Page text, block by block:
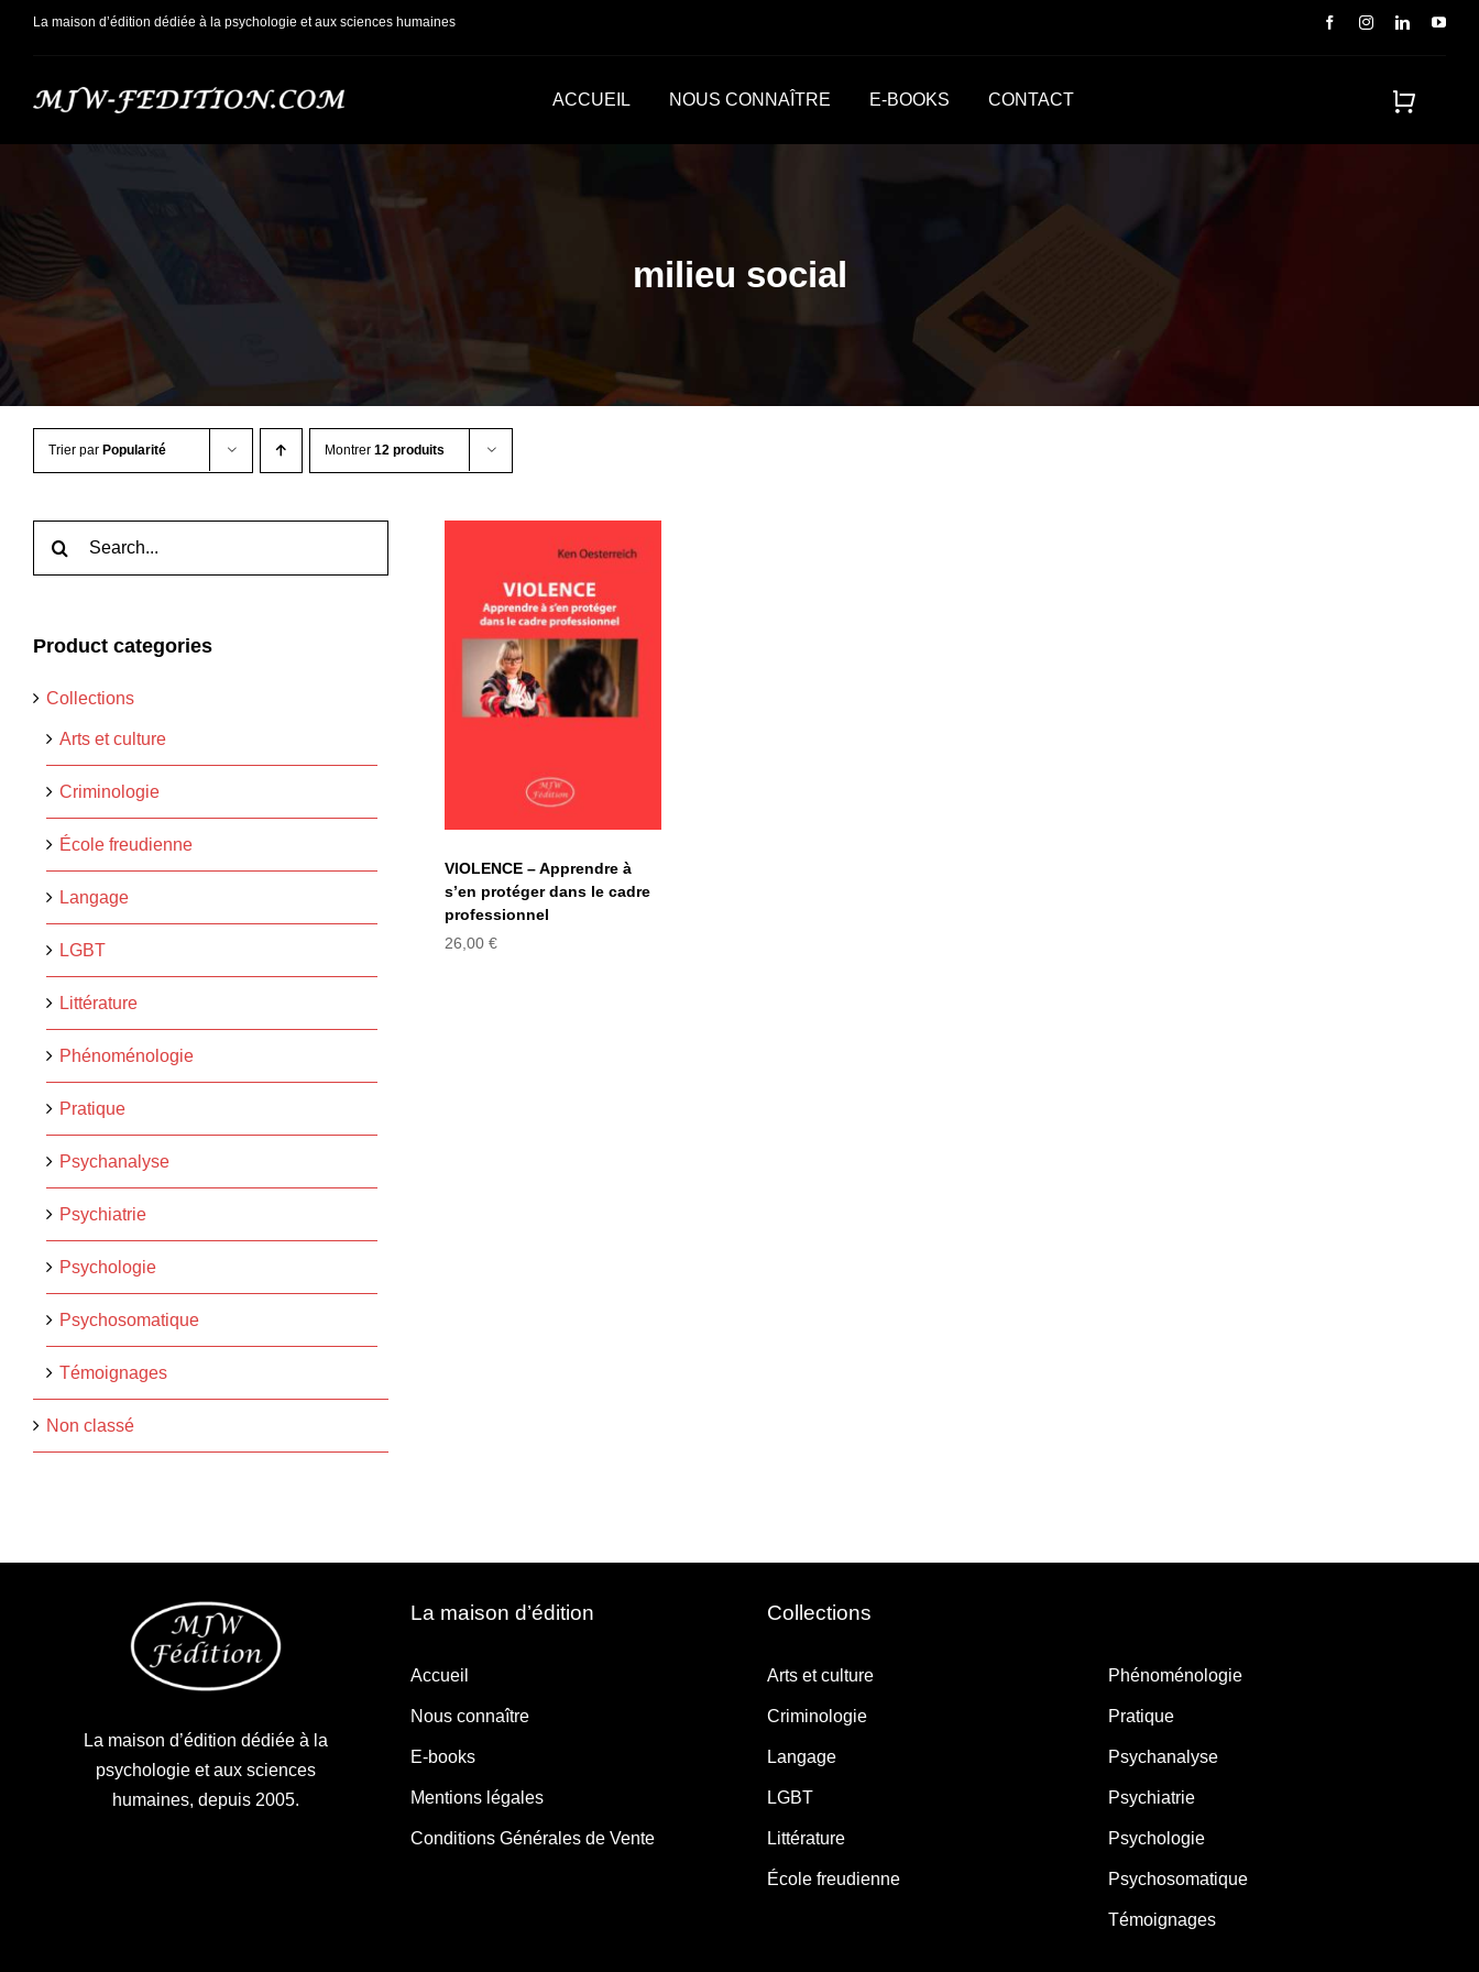
PasserLa maison d’édition dédiée à la psychologie et aux sciences humaines
ACCUEIL NOUS CONNAÎTRE E-BOOKS CONTACT
milieu social
Trier par Popularité Montrer 12 produits
Product categories
Collections
Arts et culture
Criminologie
École freudienne
Langage
LGBT
Littérature
Phénoménologie
Pratique
Psychanalyse
Psychiatrie
Psychologie
Psychosomatique
Témoignages
Non classé
VIOLENCE –
Apprendre à s’en
protéger dans le
cadre
professionnel
VIOLENCE – Apprendre à
s’en protéger dans le cadre
professionnel
26,00 €
La maison d’édition dédiée à la
psychologie et aux sciences
humaines, depuis 2005.
La maison d’édition
Accueil
Nous connaître
E-books
Mentions légales
Conditions Générales de Vente
Collections
Arts et culture
Criminologie
Langage
LGBT
Littérature
École freudienne
Phénoménologie
Pratique
Psychanalyse
Psychiatrie
Psychologie
Psychosomatique
Témoignages